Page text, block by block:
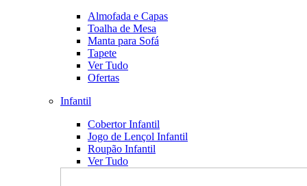
Almofada e Capas
Toalha de Mesa
Manta para Sofá
Tapete
Ver Tudo
Ofertas
Infantil
Cobertor Infantil
Jogo de Lençol Infantil
Roupão Infantil
Ver Tudo